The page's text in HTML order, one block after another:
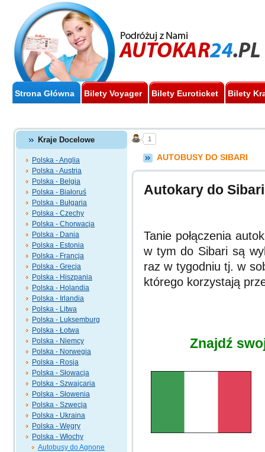
Strona Główna Bilety Voyager Bilety Euroticket Bilety
Kraje Docelowe
Polska - Anglia
Polska - Austria
Polska - Belgia
Polska - Białoruś
Polska - Bułgaria
Polska - Czechy
Polska - Chorwacja
Polska - Dania
Polska - Estonia
Polska - Francja
Polska - Grecja
Polska - Hiszpania
Polska - Holandia
Polska - Irlandia
Polska - Litwa
Polska - Luksemburg
Polska - Łotwa
Polska - Niemcy
Polska - Norwegia
Polska - Rosja
Polska - Słowacja
Polska - Szwajcaria
Polska - Słowenia
Polska - Szwecja
Polska - Ukraina
Polska - Węgry
Polska - Włochy
Autobusy do Agnone
1
AUTOBUSY DO SIBARI
Autokary do Sibari
Tanie połączenia
w tym do Sibari są
raz w tygodniu tj. w
którego korzystają
Znajdź